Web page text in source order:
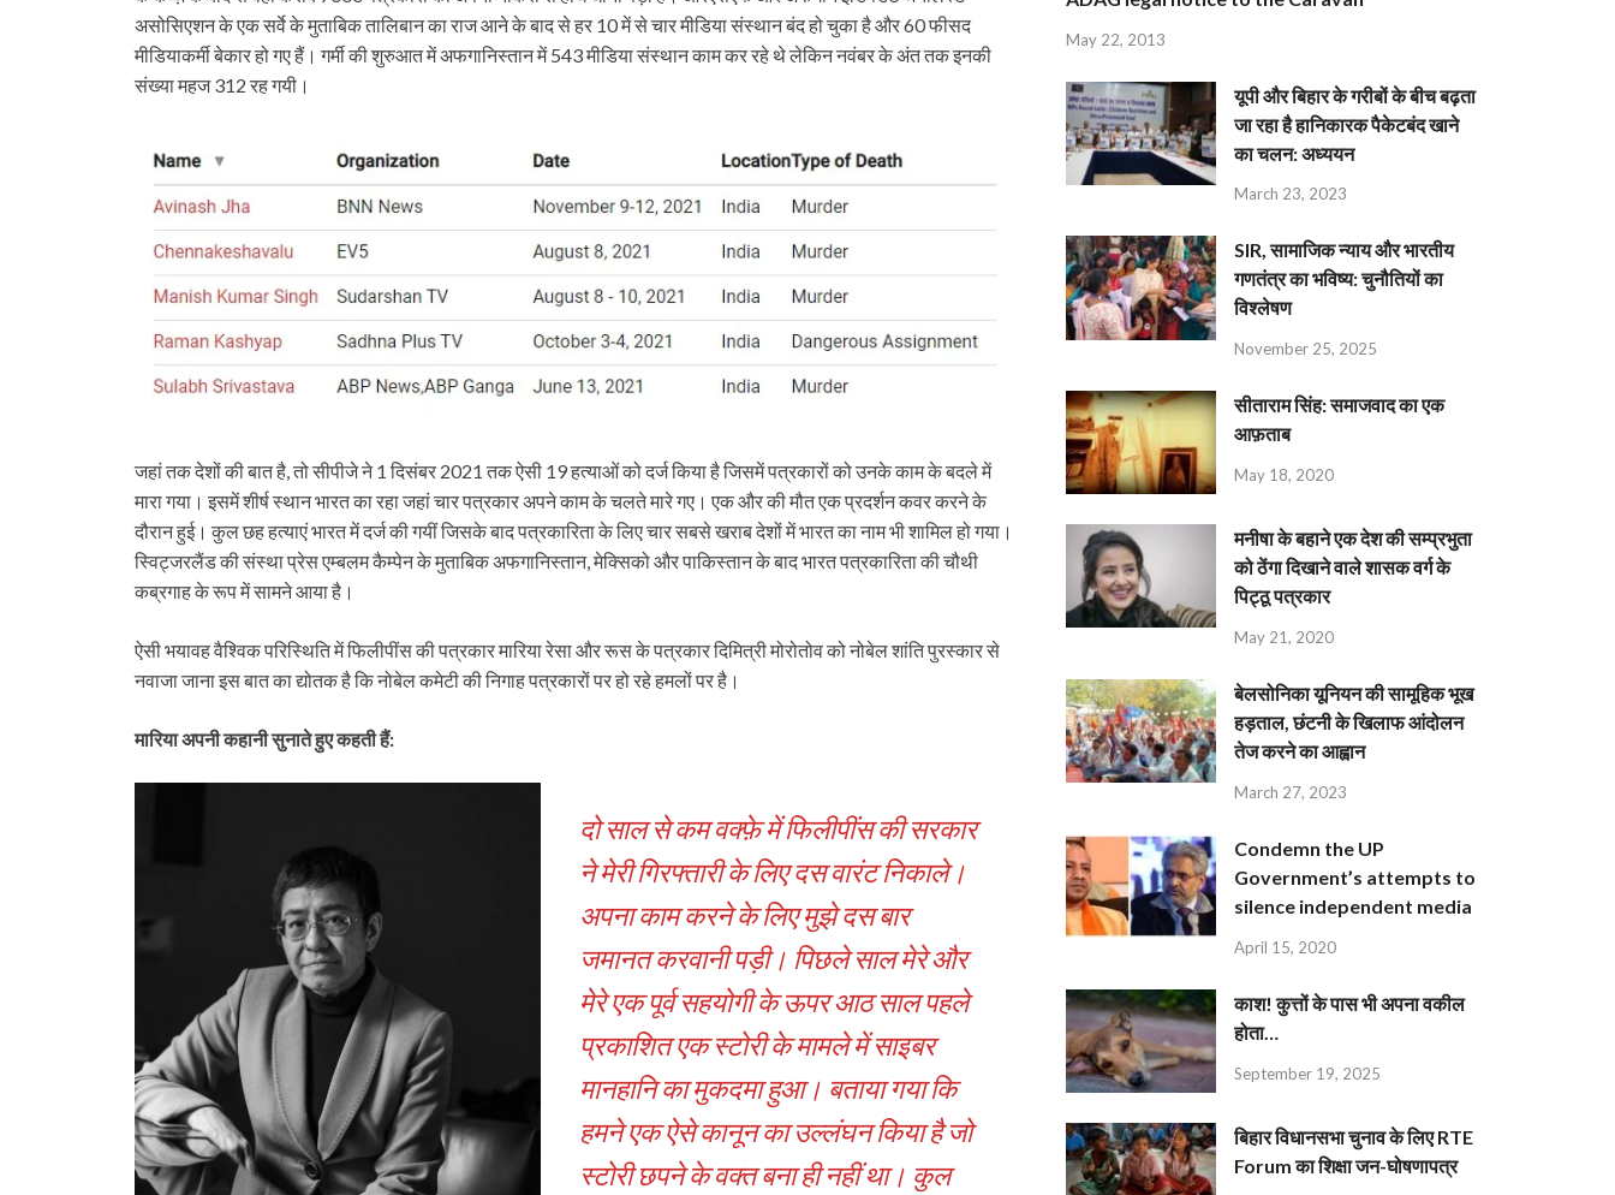
असोसिएशन के एक सर्वे के मुताबिक तालिबान का राज आने के बाद से हर 10 में से चार मीडिया संस्‍थान बंद हो चुका है और 60 फीसद
मीडियाकर्मी बेकार हो गए हैं। गर्मी की शुरुआत में अफगानिस्‍तान में 543 मीडिया संस्‍थान काम कर रहे थे लेकिन नवंबर के अंत तक इनकी
संख्‍या महज 312 रह गयी।
जहां तक देशों की बात है, तो सीपीजे ने 1 दिसंबर 2021 तक ऐसी 19 हत्‍याओं को दर्ज किया है जिसमें पत्रकारों को उनके काम के बदले में
मारा गया। इसमें शीर्ष स्‍थान भारत का रहा जहां चार पत्रकार अपने काम के चलते मारे गए। एक और की मौत एक प्रदर्शन कवर करने के
दौरान हुई। कुल छह हत्‍याएं भारत में दर्ज की गयीं जिसके बाद पत्रकारिता के लिए चार सबसे खराब देशों में भारत का नाम भी शामिल हो गया।
स्विट्जरलैंड की संस्‍था प्रेस एम्‍बलम कैम्‍पेन के मुताबिक अफगानिस्‍तान, मेक्सिको और पाकिस्‍तान के बाद भारत पत्रकारिता की चौथी
कब्रगाह के रूप में सामने आया है।
ऐसी भयावह वैश्विक परिस्थिति में फिलीपींस की पत्रकार मारिया रेसा और रूस के पत्रकार दिमित्री मोरोतोव को नोबेल शांति पुरस्‍कार से
नवाजा जाना इस बात का द्योतक है कि नोबेल कमेटी की निगाह पत्रकारों पर हो रहे हमलों पर है।
मारिया अपनी कहानी सुनाते हुए कहती हैं:
दो साल से कम वक्‍फ़े में फिलीपींस की सरकार
ने मेरी गिरफ्तारी के लिए दस वारंट निकाले।
अपना काम करने के लिए मुझे दस बार
जमानत करवानी पड़ी। पिछले साल मेरे और
मेरे एक पूर्व सहयोगी के ऊपर आठ साल पहले
प्रकाशित एक स्‍टोरी के मामले में साइबर
मानहानि का मुकदमा हुआ। बताया गया कि
हमने एक ऐसे कानून का उल्‍लंघन किया है जो
स्‍टोरी छपने के वक्‍त बना ही नहीं था। कुल
May 22, 2013
यूपी और बिहार के गरीबों के बीच बढ़ता
जा रहा है हानिकारक पैकेटबंद खाने
का चलन: अध्ययन
March 23, 2023
SIR, सामाजिक न्याय और भारतीय
गणतंत्र का भविष्य: चुनौतियों का
विश्लेषण
November 25, 2025
सीताराम सिंह: समाजवाद का एक
आफ़ताब
May 18, 2020
मनीषा के बहाने एक देश की सम्प्रभुता
को ठेंगा दिखाने वाले शासक वर्ग के
पिट्ठू पत्रकार
May 21, 2020
बेलसोनिका यूनियन की सामूहिक भूख
हड़ताल, छंटनी के खिलाफ आंदोलन
तेज करने का आह्वान
March 27, 2023
Condemn the UP
Government’s attempts to
silence independent media
April 15, 2020
काश! कुत्तों के पास भी अपना वकील
होता…
September 19, 2025
बिहार विधानसभा चुनाव के लिए RTE
Forum का शिक्षा जन-घोषणापत्र